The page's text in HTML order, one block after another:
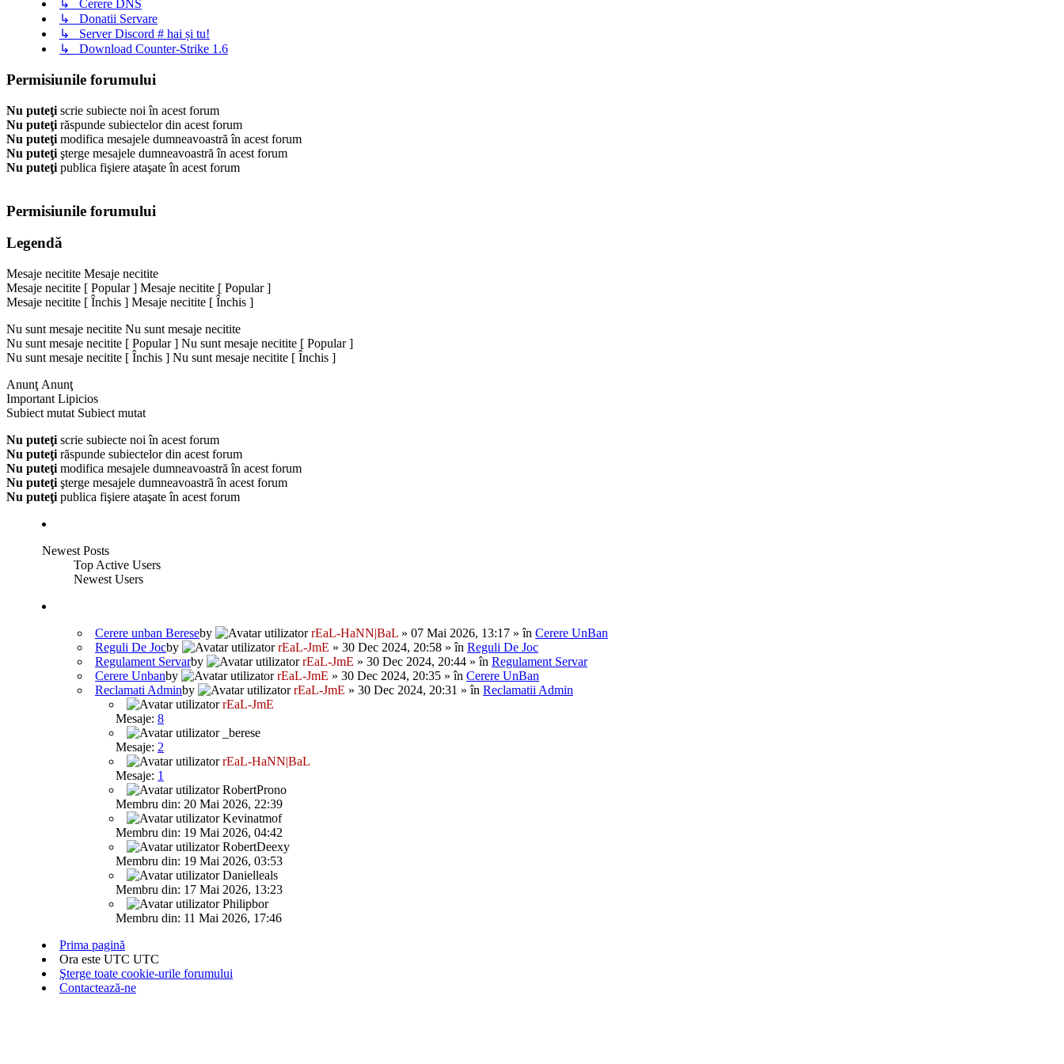
↳ Cerere DNS
↳ Donatii Servare
↳ Server Discord # hai și tu!
↳ Download Counter-Strike 1.6
Permisiunile forumului
Nu puteţi scrie subiecte noi în acest forum
Nu puteţi răspunde subiectelor din acest forum
Nu puteţi modifica mesajele dumneavoastră în acest forum
Nu puteţi şterge mesajele dumneavoastră în acest forum
Nu puteţi publica fişiere ataşate în acest forum
Permisiunile forumului
Legendă
Mesaje necitite Mesaje necitite
Mesaje necitite [ Popular ] Mesaje necitite [ Popular ]
Mesaje necitite [ Închis ] Mesaje necitite [ Închis ]
Nu sunt mesaje necitite Nu sunt mesaje necitite
Nu sunt mesaje necitite [ Popular ] Nu sunt mesaje necitite [ Popular ]
Nu sunt mesaje necitite [ Închis ] Nu sunt mesaje necitite [ Închis ]
Anunţ Anunţ
Important Lipicios
Subiect mutat Subiect mutat
Nu puteţi scrie subiecte noi în acest forum
Nu puteţi răspunde subiectelor din acest forum
Nu puteţi modifica mesajele dumneavoastră în acest forum
Nu puteţi şterge mesajele dumneavoastră în acest forum
Nu puteţi publica fişiere ataşate în acest forum
Newest Posts
Top Active Users
Newest Users
Cerere unban Bereseby rEaL-HaNN|BaL » 07 Mai 2026, 13:17 » în Cerere UnBan
Reguli De Jocby rEaL-JmE » 30 Dec 2024, 20:58 » în Reguli De Joc
Regulament Servarby rEaL-JmE » 30 Dec 2024, 20:44 » în Regulament Servar
Cerere Unbanby rEaL-JmE » 30 Dec 2024, 20:35 » în Cerere UnBan
Reclamati Adminby rEaL-JmE » 30 Dec 2024, 20:31 » în Reclamatii Admin
rEaL-JmE
Mesaje: 8
_berese
Mesaje: 2
rEaL-HaNN|BaL
Mesaje: 1
RobertProno
Membru din: 20 Mai 2026, 22:39
Kevinatmof
Membru din: 19 Mai 2026, 04:42
RobertDeexy
Membru din: 19 Mai 2026, 03:53
Danielleals
Membru din: 17 Mai 2026, 13:23
Philipbor
Membru din: 11 Mai 2026, 17:46
Prima pagină
Ora este UTC UTC
Şterge toate cookie-urile forumului
Contactează-ne